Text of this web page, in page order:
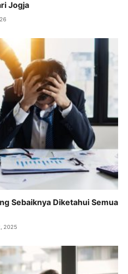
Jogja
Sebaiknya Diketahui Semua
2025